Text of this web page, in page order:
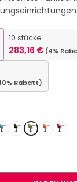
10 stücke
283,16 € (4%
Rabatt)